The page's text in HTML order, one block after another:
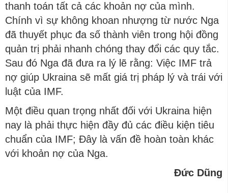
thanh toán tất cả các khoản nợ của mình.
Chính vì sự không khoan nhượng từ nước Nga
đã thuyết phục đa số thành viên trong hội đồng
quản trị phải nhanh chóng thay đổi các quy tắc.
Sau đó Nga đã đưa ra lý lẽ rằng: Việc IMF trả
nợ giúp Ukraina sẽ mất giá trị pháp lý và trái với
luật của IMF.
Một điều quan trọng nhất đối với Ukraina hiện
nay là phải thực hiện đầy đủ các điều kiện tiêu
chuẩn của IMF; Đây là vấn đề hoàn toàn khác
với khoản nợ của Nga.
Đức Dũng